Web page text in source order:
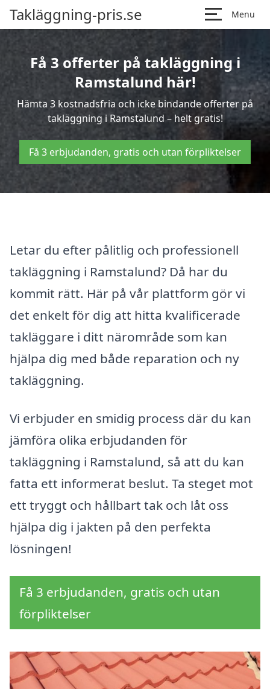
Takläggning-pris.se Menu
Få 3 offerter på takläggning i
Ramstalund här!
Hämta 3 kostnadsfria och icke bindande offerter på
takläggning i Ramstalund – helt gratis!
Få 3 erbjudanden, gratis och utan förpliktelser
Letar du efter pålitlig och professionell
takläggning i Ramstalund? Då har du
kommit rätt. Här på vår plattform gör vi
det enkelt för dig att hitta kvalificerade
takläggare i ditt närområde som kan
hjälpa dig med både reparation och ny
takläggning.
Vi erbjuder en smidig process där du kan
jämföra olika erbjudanden för
takläggning i Ramstalund, så att du kan
fatta ett informerat beslut. Ta steget mot
ett tryggt och hållbart tak och låt oss
hjälpa dig i jakten på den perfekta
lösningen!
Få 3 erbjudanden, gratis och utan
förpliktelser